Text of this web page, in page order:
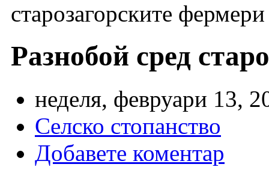
старозагорските фермери
Разнобой сред
неделя, февруари 13,
Селско стопанство
Добавете коментар